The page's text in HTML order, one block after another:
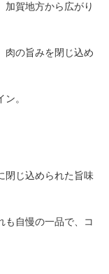
加賀地方から広がり
肉の旨みを閉じ込め
。
閉じ込められた旨味
も自慢の一品で、コ